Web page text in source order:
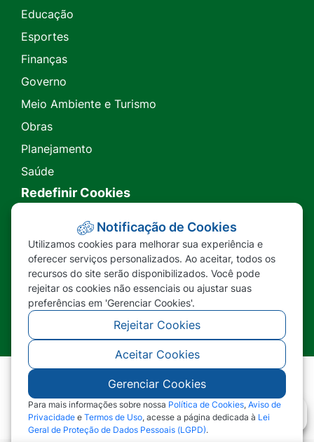
Educação
Esportes
Finanças
Governo
Meio Ambiente e Turismo
Obras
Planejamento
Saúde
Redefinir Cookies
Transparência
Ouvidoria
SIC
©2026 - Prefeitura Municipal de Nova Lacerda -
MT - Todos os direitos reservados
Notificação de Cookies
Utilizamos cookies para melhorar sua experiência e
oferecer serviços personalizados. Ao aceitar, todos os
recursos do site serão disponibilizados. Você pode
rejeitar os cookies não essenciais ou ajustar suas
preferências em 'Gerenciar Cookies'.
Rejeitar Cookies
Aceitar Cookies
Gerenciar Cookies
Para mais informações sobre nossa Política de Cookies, Aviso de
Privacidade e Termos de Uso, acesse a página dedicada à Lei
Geral de Proteção de Dados Pessoais (LGPD).